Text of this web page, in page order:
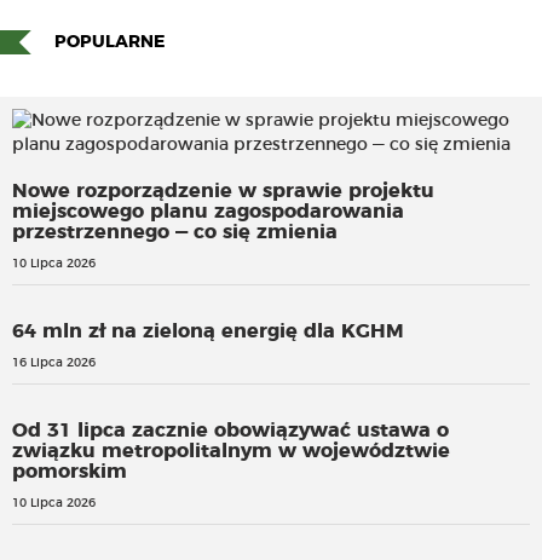
POPULARNE
Nowe rozporządzenie w sprawie projektu
miejscowego planu zagospodarowania
przestrzennego — co się zmienia
10 Lipca 2026
64 mln zł na zieloną energię dla KGHM
16 Lipca 2026
Od 31 lipca zacznie obowiązywać ustawa o
związku metropolitalnym w województwie
pomorskim
10 Lipca 2026